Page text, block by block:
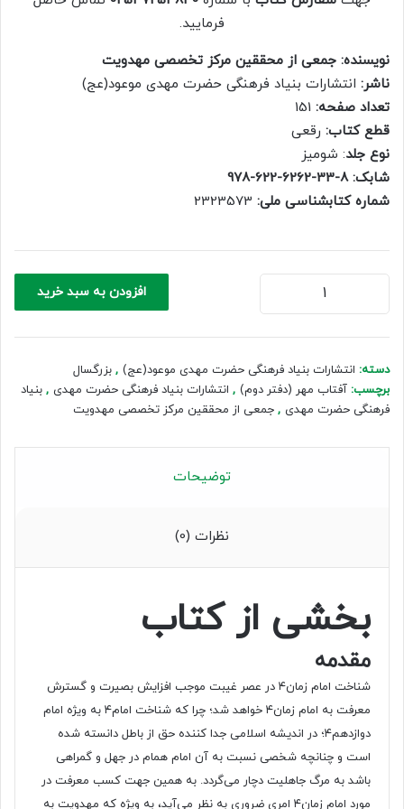
600,000 ریال.
420,000 ریال.
فرمایید.
نویسنده: جمعی از محققین مرکز تخصصی مهدویت
ناشر: انتشارات بنیاد فرهنگی حضرت مهدی موعود(عج)
تعداد صفحه:
قطع کتاب: رقعی
نوع جلد: شومیز
شابک: 8-33-6262-622-978
شماره کتابشناسی ملی:
آفتاب
(دفتر
دوم)
افزودن به سبد خرید
دسته: انتشارات بنیاد فرهنگی حضرت مهدی موعود(عج) , بزرگسال
برچسب: آفتاب مهر (دفتر دوم) , انتشارات بنیاد فرهنگی حضرت مهدی , بنیاد
فرهنگی حضرت مهدی , جمعی از محققین مرکز تخصصی مهدویت
توضیحات
نظرات (0)
بخشی از کتاب
مقدمه
شناخت امام زمان۴ در عصر غیبت موجب افزایش بصیرت و گسترش
معرفت به امام زمان۴ خواهد شد؛ چرا که شناخت امام۴ به ویژه امام
دوازدهم۴؛ در اندیشه اسلامی جدا کننده حق از باطل دانسته شده
است و چنانچه شخصی نسبت به آن امام همام در جهل و گمراهی
باشد به مرگ جاهلیت دچار می‌گردد. به همین جهت کسب معرفت در
مورد امام زمان۴ امری ضروری به نظر می‌آید، به ویژه‌ که مهدویت به